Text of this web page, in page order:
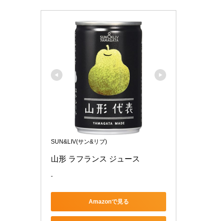
SUN&LIV(サン&リブ)
山形 ラフランス ジュース
-
Amazonで見る